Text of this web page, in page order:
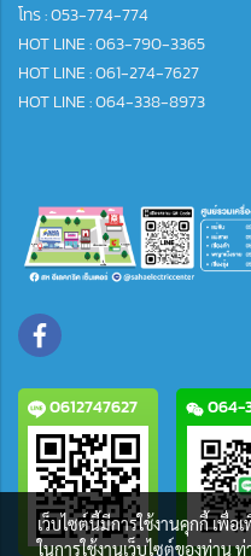
โทร :053-774-774
HOT LINE : 063-790-3365
HOT LINE : 061-274-7627
HOT LINE : 064-338-8973
0612747627 064-
เว็บไซต์นี้มีการใช้งานคุกกี้ เพื่
ในการใช้งานเว็บไซต์ของท่าน